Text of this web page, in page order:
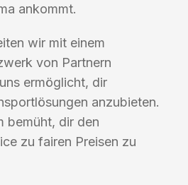
ankommt.
wir mit einem
von Partnern
ermöglicht, dir
anzubieten.
bemüht, dir den
zu fairen Preisen zu